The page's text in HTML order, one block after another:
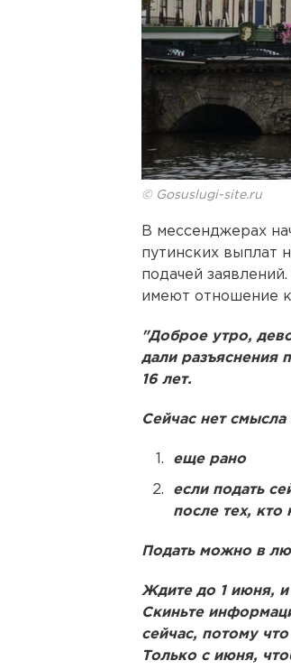
© Gosuslugi-site.ru
В мессенджерах
путинских выплат
подачей
имеют отношение
"Доброе утро,
дали разъяснения
16 лет.
Сейчас нет
еще рано
если подать
после тех, кто
Подать можно в
Ждите до 1 июня, и
Скиньте
сейчас, потому
Только с июня,